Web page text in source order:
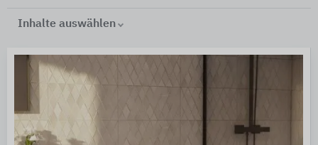
Inhalte auswählen